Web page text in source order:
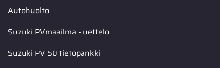
Autohuolto
Suzuki PVmaailma -luettelo
Suzuki PV 50 tietopankki